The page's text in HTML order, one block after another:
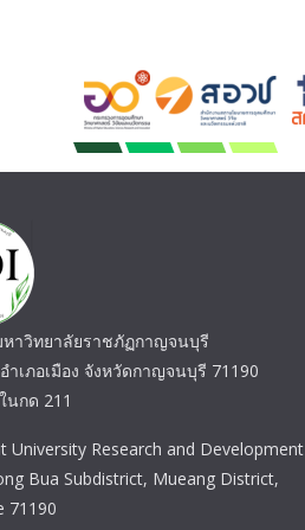
าวิทยาลัยราชภัฏกาญจนบุรี
เภอเมือง จังหวัดกาญจนบุรี 71190
นกด 211
University Research and Development
Bua Subdistrict, Mueang District,
71190